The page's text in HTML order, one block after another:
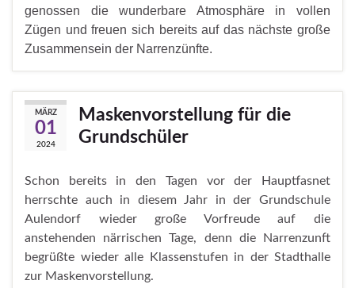
genossen die wunderbare Atmosphäre in vollen
Zügen und freuen sich bereits auf das nächste große
Zusammensein der Narrenzünfte.
MÄRZ
01
2024
Maskenvorstellung für die
Grundschüler
Schon bereits in den Tagen vor der Hauptfasnet
herrschte auch in diesem Jahr in der Grundschule
Aulendorf wieder große Vorfreude auf die
anstehenden närrischen Tage, denn die Narrenzunft
begrüßte wieder alle Klassenstufen in der Stadthalle
zur Maskenvorstellung.